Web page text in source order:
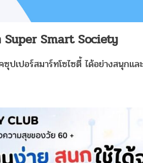
Super Smart Society
ซุปเปอร์สมาร์ทโซไซตี้ ได้อย่างสนุกแ